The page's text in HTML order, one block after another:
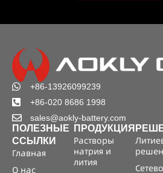
+86-13926099239
+86-020 8686 1998
sales@aokly-battery.com
ПОЛЕЗНЫЕ
ССЫЛКИ
Главная
О нас
ПРОДУКЦИЯ
Растворы
натрия и
лития